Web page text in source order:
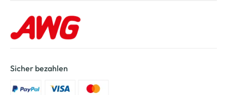
Sicher bezahlen